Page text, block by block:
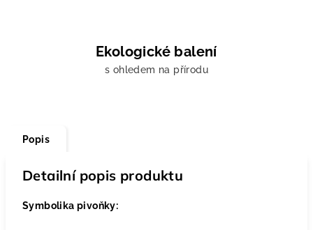
Ekologické balení
s ohledem na přírodu
Popis
Detailní popis produktu
Symbolika pivoňky: